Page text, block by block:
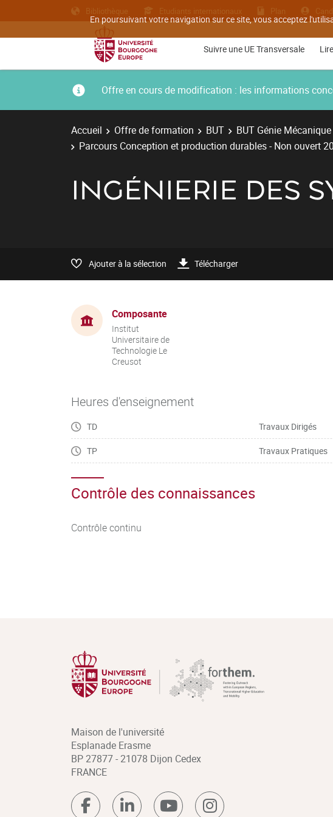
En poursuivant votre navigation sur ce site, vous acceptez
Bibliothèque Etudiants internationaux Plan
Suivre une UE Transversale
Offre en cours de modification : les informations
Accueil Offre de formation BUT
BUT Génie
Parcours Conception et production durables - Non ouvert
INGÉNIERIE DES
Ajouter à la sélection Télécharger
Composante
Institut
Universitaire de
Technologie Le
Creusot
Heures d'enseignement
TD Travaux Dirigés
TP Travaux Pratiques
Contrôle des connaissances
Contrôle continu
Maison de l'université
Esplanade Erasme
BP 27877 - 21078 Dijon Cedex
FRANCE